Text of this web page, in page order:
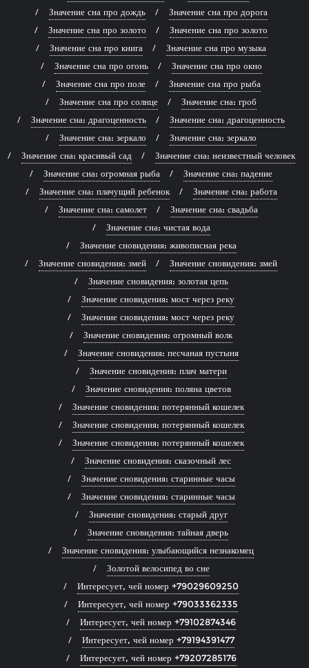
Значение сна про дождь
Значение сна про дорога
Значение сна про золото
Значение сна про золото
Значение сна про книга
Значение сна про музыка
Значение сна про огонь
Значение сна про окно
Значение сна про поле
Значение сна про рыба
Значение сна про солнце
Значение сна: гроб
Значение сна: драгоценность
Значение сна: драгоценность
Значение сна: зеркало
Значение сна: зеркало
Значение сна: красивый сад
Значение сна: неизвестный человек
Значение сна: огромная рыба
Значение сна: падение
Значение сна: плачущий ребенок
Значение сна: работа
Значение сна: самолет
Значение сна: свадьба
Значение сна: чистая вода
Значение сновидения: живописная река
Значение сновидения: змей
Значение сновидения: змей
Значение сновидения: золотая цепь
Значение сновидения: мост через реку
Значение сновидения: мост через реку
Значение сновидения: огромный волк
Значение сновидения: песчаная пустыня
Значение сновидения: плач матери
Значение сновидения: поляна цветов
Значение сновидения: потерянный кошелек
Значение сновидения: потерянный кошелек
Значение сновидения: потерянный кошелек
Значение сновидения: сказочный лес
Значение сновидения: старинные часы
Значение сновидения: старинные часы
Значение сновидения: старый друг
Значение сновидения: тайная дверь
Значение сновидения: улыбающийся незнакомец
Золотой велосипед во сне
Интересует, чей номер +79029609250
Интересует, чей номер +79033362335
Интересует, чей номер +79102874346
Интересует, чей номер +79194391477
Интересует, чей номер +79207285176